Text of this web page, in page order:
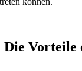
Die Vorteile